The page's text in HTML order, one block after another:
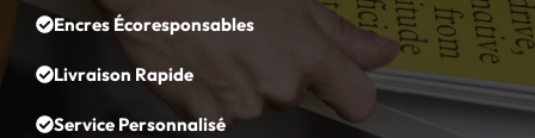
Encres Écoresponsables
Livraison Rapide
Service Personnalisé